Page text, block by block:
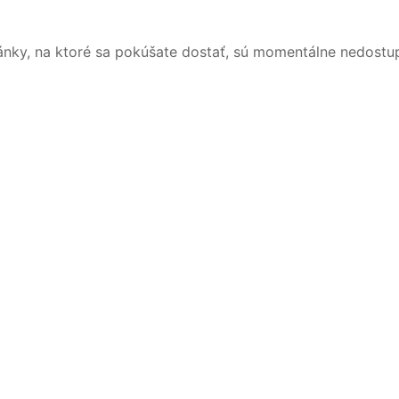
na ktoré sa pokúšate dostať, sú momentálne